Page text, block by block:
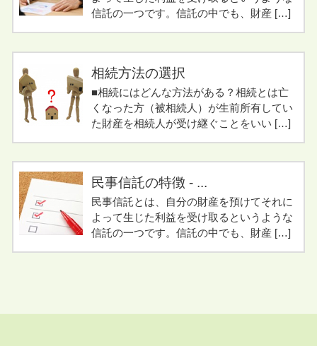
信託の一つです。信託の中でも、財産 […]
相続方法の選択
■相続にはどんな方法がある？相続とは亡
くなった方（被相続人）が生前所有してい
た財産を相続人が受け継ぐことをいい […]
民事信託の特徴 - ...
民事信託とは、自分の財産を預けてそれに
よって生じた利益を受け取るというような
信託の一つです。信託の中でも、財産 […]